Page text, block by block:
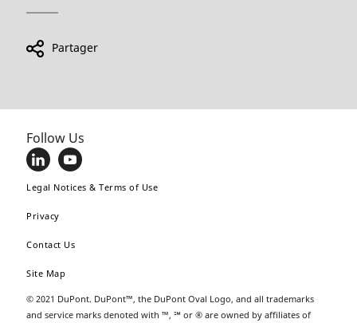
Partager
Follow Us
Legal Notices & Terms of Use
Privacy
Contact Us
Site Map
© 2021 DuPont. DuPont™, the DuPont Oval Logo, and all trademarks
and service marks denoted with ™, ℠ or ® are owned by affiliates of